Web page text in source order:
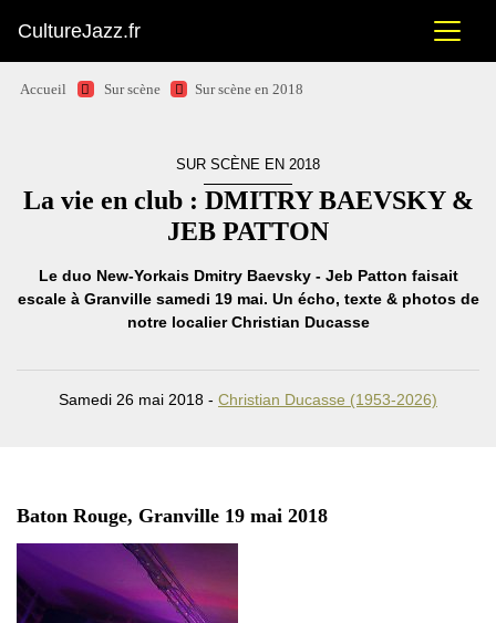
CultureJazz.fr
Accueil Sur scène Sur scène en 2018
SUR SCÈNE EN 2018
La vie en club : DMITRY BAEVSKY &
JEB PATTON
Le duo New-Yorkais Dmitry Baevsky - Jeb Patton faisait
escale à Granville samedi 19 mai. Un écho, texte & photos de
notre localier Christian Ducasse
Samedi 26 mai 2018 - Christian Ducasse (1953-2026)
Baton Rouge, Granville 19 mai 2018